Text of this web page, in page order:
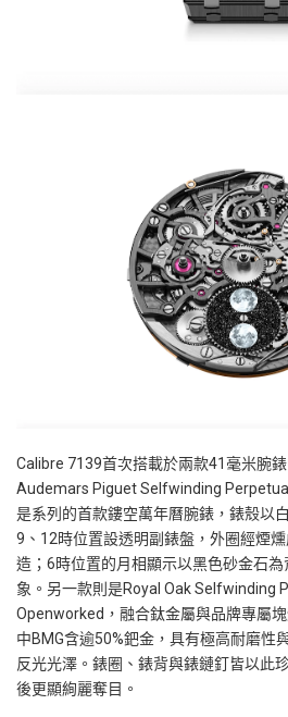
Calibre 7139首次搭載於兩款41毫米腕
Audemars Piguet Selfwinding
是系列的首款鏤空萬年曆腕錶，錶殼以
9 、 12時位置設透明副錶盤，外圈經煙
造； 6時位置的月相顯示以黑色砂金石
象。另一款則是Royal Oak Selfwinding
Openworked ，融合鈦金屬與品牌專屬
中BMG含逾50%鈀金，具有極高耐磨性
反光光澤。錶圈、錶背與錶鏈釘皆以此
後更顯絢麗奪目。